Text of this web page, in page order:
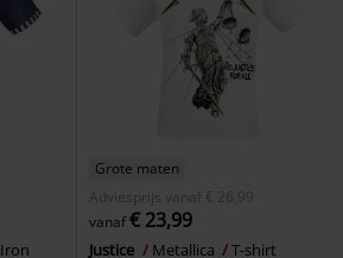
Iron
Grote maten
Adviesprijs
vanaf € 26,99
vanaf€ 23,99
Justice Metallica T-shirt